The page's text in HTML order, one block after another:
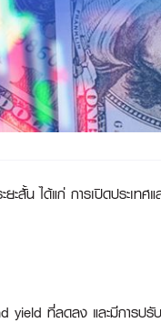
น ได้แก่ การเปิดประเทศแ
yield ที่ลดลง และมีการปรั